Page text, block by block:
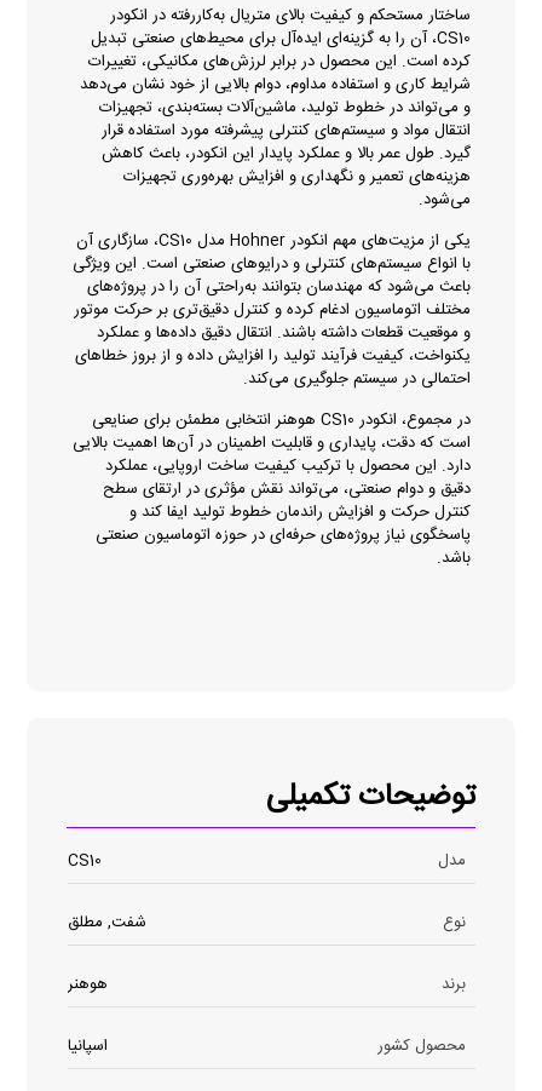
ساختار مستحکم و کیفیت بالای متریال به‌کاررفته در انکودر
CS10، آن را به گزینه‌ای ایده‌آل برای محیط‌های صنعتی تبدیل
کرده است. این محصول در برابر لرزش‌های مکانیکی، تغییرات
شرایط کاری و استفاده مداوم، دوام بالایی از خود نشان می‌دهد
و می‌تواند در خطوط تولید، ماشین‌آلات بسته‌بندی، تجهیزات
انتقال مواد و سیستم‌های کنترلی پیشرفته مورد استفاده قرار
گیرد. طول عمر بالا و عملکرد پایدار این انکودر، باعث کاهش
هزینه‌های تعمیر و نگهداری و افزایش بهره‌وری تجهیزات
می‌شود.
یکی از مزیت‌های مهم انکودر Hohner مدل CS10، سازگاری آن
با انواع سیستم‌های کنترلی و درایوهای صنعتی است. این ویژگی
باعث می‌شود که مهندسان بتوانند به‌راحتی آن را در پروژه‌های
مختلف اتوماسیون ادغام کرده و کنترل دقیق‌تری بر حرکت موتور
و موقعیت قطعات داشته باشند. انتقال دقیق داده‌ها و عملکرد
یکنواخت، کیفیت فرآیند تولید را افزایش داده و از بروز خطاهای
احتمالی در سیستم جلوگیری می‌کند.
در مجموع، انکودر CS10 هوهنر انتخابی مطمئن برای صنایعی
است که دقت، پایداری و قابلیت اطمینان در آن‌ها اهمیت بالایی
دارد. این محصول با ترکیب کیفیت ساخت اروپایی، عملکرد
دقیق و دوام صنعتی، می‌تواند نقش مؤثری در ارتقای سطح
کنترل حرکت و افزایش راندمان خطوط تولید ایفا کند و
پاسخگوی نیاز پروژه‌های حرفه‌ای در حوزه اتوماسیون صنعتی
باشد.
توضیحات تکمیلی
مدل CS10
نوع شفت, مطلق
برند هوهنر
محصول کشور اسپانیا